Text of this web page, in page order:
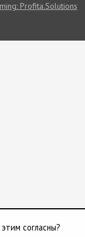
Profita.Solutions
согласны?